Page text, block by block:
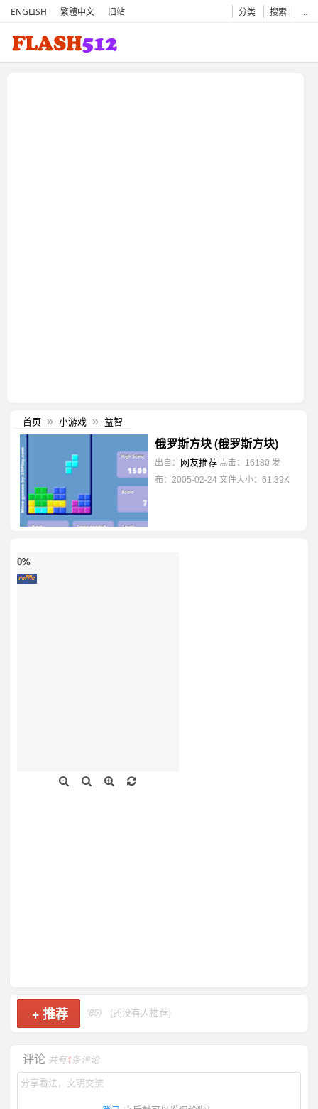
ENGLISH 繁體中文 旧站 分类 搜索 …
首页 » 小游戏 » 益智
俄罗斯方块 (俄罗斯方块)
出自： 网友推荐 点击：16180 发
布：2005-02-24 文件大小：61.39K
0%
+推荐 (85) (还没有人推荐)
评论 共有1条评论